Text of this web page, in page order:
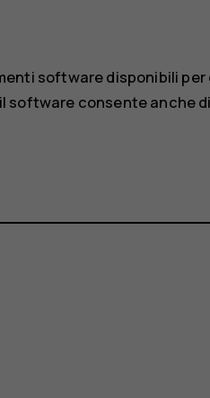
software disponibili
software consente anche